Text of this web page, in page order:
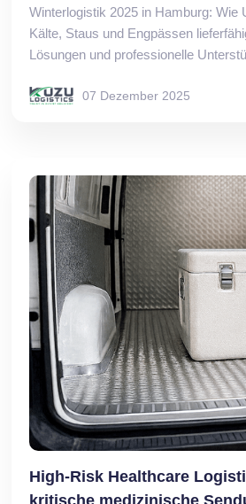
Winterlogistik 2025 in Hamburg: Wie
Kälte, Staus und Engpässen
Lösungen und professionelle
07 Dezember 2025
High-Risk Healthcare